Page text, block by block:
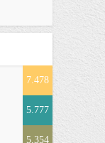
7.478
5.777
5.354